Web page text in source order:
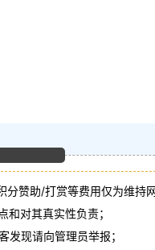
赞助/打赏等费用仅为维持网
对其真实性负责；
现请向管理员举报；